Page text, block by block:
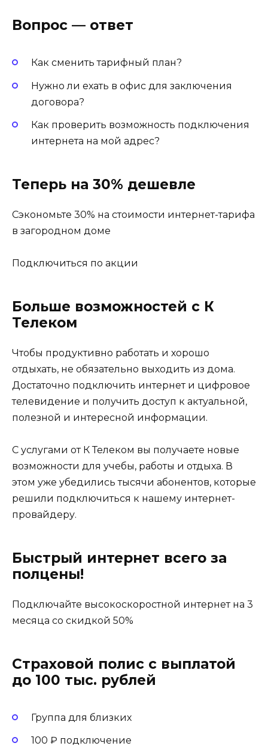
Вопрос — ответ
Как сменить тарифный план?
Нужно ли ехать в офис для заключения
договора?
Как проверить возможность подключения
интернета на мой адрес?
Теперь на 30% дешевле
Сэкономьте 30% на стоимости интернет-тарифа
в загородном доме
Подключиться по акции
Больше возможностей с К
Телеком
Чтобы продуктивно работать и хорошо
отдыхать, не обязательно выходить из дома.
Достаточно подключить интернет и цифровое
телевидение и получить доступ к актуальной,
полезной и интересной информации.
С услугами от К Телеком вы получаете новые
возможности для учебы, работы и отдыха. В
этом уже убедились тысячи абонентов, которые
решили подключиться к нашему интернет-
провайдеру.
Быстрый интернет всего за
полцены!
Подключайте высокоскоростной интернет на 3
месяца со скидкой 50%
Страховой полис с выплатой
до 100 тыс. рублей
Группа для близких
100 ₽ подключение